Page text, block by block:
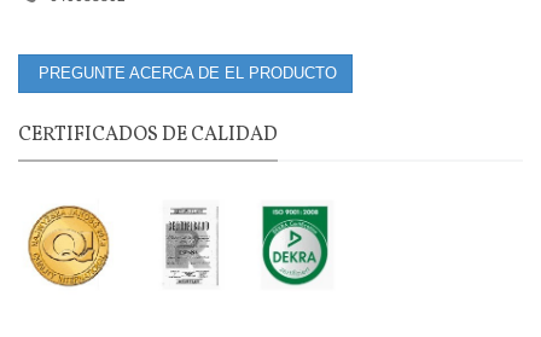
PREGUNTE ACERCA DE EL PRODUCTO
CERTIFICADOS DE CALIDAD